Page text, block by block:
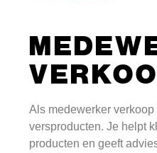
Als medewerker
versproducten. Je helpt
producten en geeft